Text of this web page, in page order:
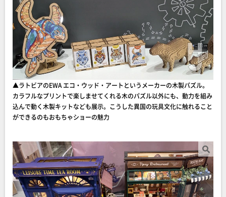
▲ラトビアのEWA エコ・ウッド・アートというメーカーの木製パズル。
カラフルなプリントで楽しませてくれる木のパズル以外にも、動力を組み
込んで動く木製キットなども展示。こうした異国の玩具文化に触れること
ができるのもおもちゃショーの魅力